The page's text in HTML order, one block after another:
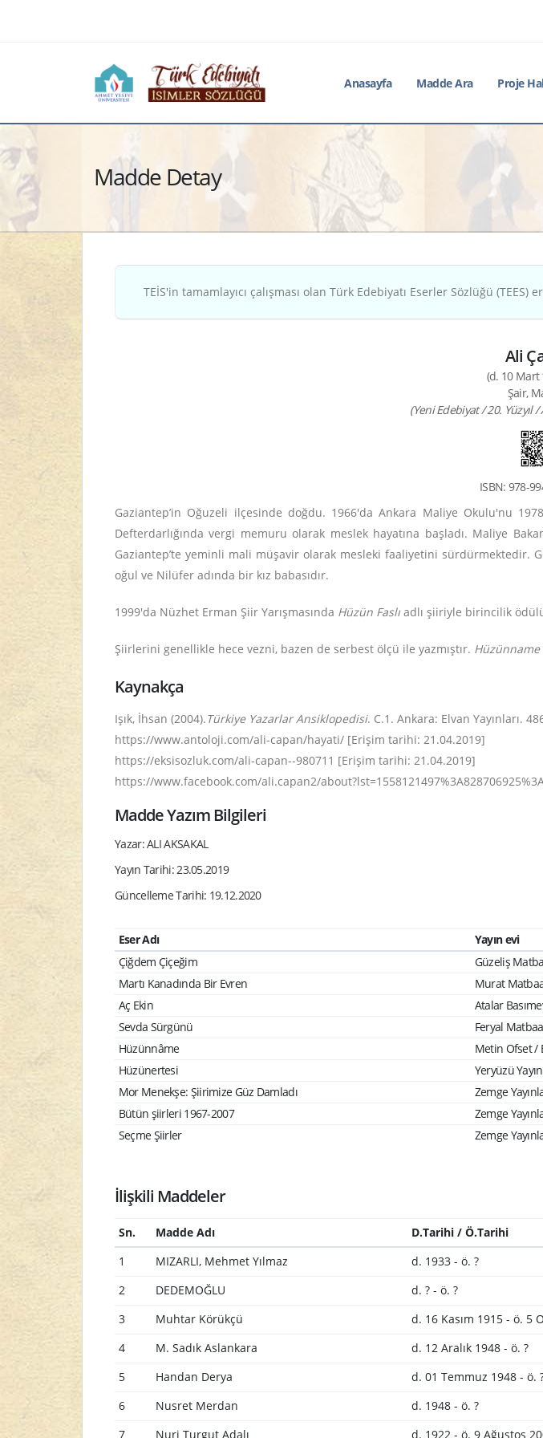
Anasayfa Madde Ara Proje
Madde Detay
TEİS'in tamamlayıcı çalışması olan Türk Edebiyatı Eserler Sözlüğü (TEES)
Ali
(d. 10 Mart
Şair,
(Yeni Edebiyat / 20. Yüzyıl
ISBN: 978-
Gaziantep’in Oğuzeli ilçesinde doğdu. 1966'da Ankara Maliye Okulu'nu
Defterdarlığında vergi memuru olarak meslek hayatına başladı. Maliye
Gaziantep’te yeminli mali müşavir olarak mesleki faaliyetini sürdürmektedir.
oğul ve Nilüfer adında bir kız babasıdır.
1999'da Nüzhet Erman Şiir Yarışmasında Hüzün Faslı adlı şiiriyle birincilik
Şiirlerini genellikle hece vezni, bazen de serbest ölçü ile yazmıştır. Hüzünname
Kaynakça
Işık, İhsan (2004).Türkiye Yazarlar Ansiklopedisi. C.1. Ankara: Elvan Yayınları.
https://www.antoloji.com/ali-capan/hayati/ [Erişim tarihi: 21.04.2019]
https://eksisozluk.com/ali-capan--980711 [Erişim tarihi: 21.04.2019]
https://www.facebook.com/ali.capan2/
Madde Yazım Bilgileri
Yazar: ALI AKSAKAL
Yayın Tarihi: 23.05.2019
Güncelleme Tarihi: 19.12.2020
Eser Adı Yayın evi
Çiğdem Çiçeğim
Güzeliş
Martı Kanadında Bir Evren
Murat
Aç Ekin
Atalar
Sevda Sürgünü
Feryal
Hüzünnâme
Metin Ofset /
Hüzünertesi
Yeryüzü
Mor Menekşe: Şiirimize Güz Damladı
Zemge
Bütün şiirleri 1967-2007
Zemge
Seçme Şiirler
Zemge
İlişkili Maddeler
Sn. Madde Adı D.Tarihi / Ö.Tarihi
1
MIZARLI, Mehmet Yılmaz d. 1933 - ö. ?
2 DEDEMOĞLU d. ? - ö. ?
3 Muhtar Körükçü d. 16 Kasım 1915 - ö. 5
4 M. Sadık Aslankara d. 12 Aralık 1948 - ö. ?
5 Handan Derya d. 01 Temmuz 1948 - ö.
6 Nusret Merdan d. 1948 - ö. ?
7 Nuri Turgut Adalı d. 1922 - ö. 9 Ağustos